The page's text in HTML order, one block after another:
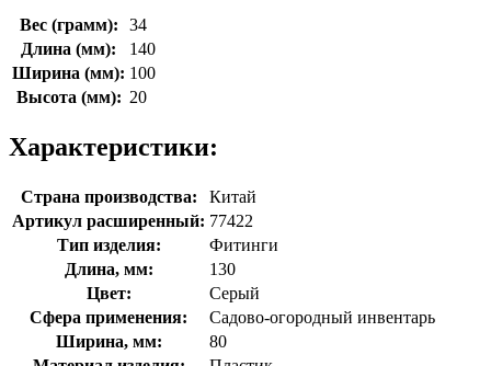
Вес (грамм):
34
Длина (мм):
140
Ширина (мм): 100
Высота (мм): 20
Характеристики:
Страна производства:
Китай
Артикул расширенный: 77422
Тип изделия:
Фитинги
Длина, мм:
130
Цвет:
Серый
Сфера применения:
Садово-огородный инвентарь
Ширина, мм:
80